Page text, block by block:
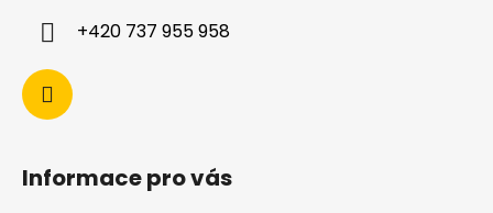
+420 737 955 958
Informace pro vás